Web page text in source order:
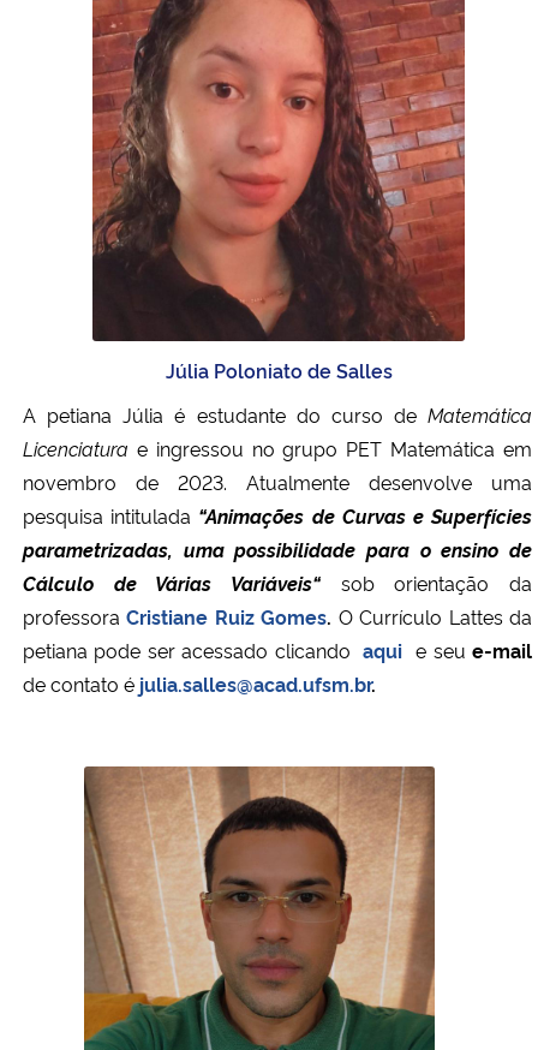
Júlia Poloniato de Salles
A petiana Júlia é estudante do curso de Matemática
Licenciatura e ingressou no grupo PET Matemática em
novembro de 2023. Atualmente desenvolve uma
pesquisa intitulada “Animações de Curvas e Superfícies
parametrizadas, uma possibilidade para o ensino de
Cálculo de Várias Variáveis“
sob orientação da
professoraCristiane Ruiz Gomes. O Currículo Lattes da
petiana pode ser acessado clicando aqui e seue-mail
de contato é julia.salles@acad.ufsm.br.